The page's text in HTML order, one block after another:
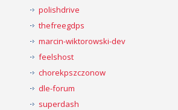
polishdrive
thefreegdps
marcin-wiktorowski-dev
feelshost
chorekpszczonow
dle-forum
superdash